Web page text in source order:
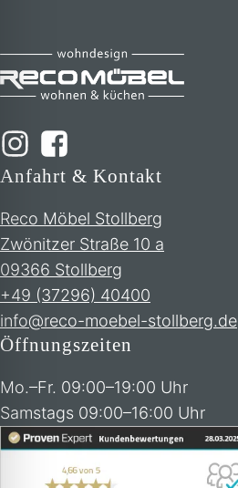
Anfahrt & Kontakt
Reco Möbel Stollberg
Zwönitzer Straße 10 a
09366 Stollberg
+49 (37296) 40400
info@reco-moebel-stollberg.de
Öffnungszeiten
Mo.–Fr. 09:00–19:00 Uhr
Samstags 09:00–16:00 Uhr